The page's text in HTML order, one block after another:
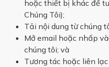
hoặc thiết bị khác để
Chúng Tôi);
Tải nội dung từ chúng
Mở email hoặc nhấp
chúng tôi; và
Tương tác hoặc liên lạc